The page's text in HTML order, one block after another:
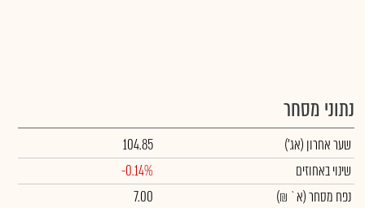
נתוני מסחר
שער אחרון (אג')
104.85
שינוי באחוזים
-0.14%
נפח מסחר(א` ₪)
7.00